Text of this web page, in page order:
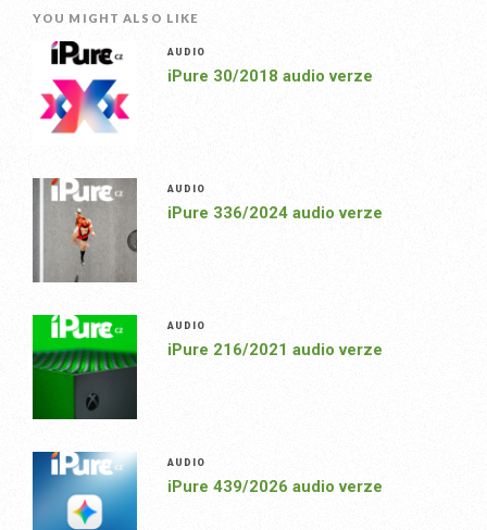
YOU MIGHT ALSO LIKE
AUDIO
iPure 30/2018 audio verze
AUDIO
iPure 336/2024 audio verze
AUDIO
iPure 216/2021 audio verze
AUDIO
iPure 439/2026 audio verze